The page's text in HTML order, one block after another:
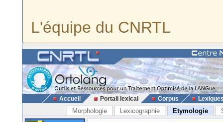
L'équipe du CNRTL
Accueil Portail lexical Corpus
Morphologie Lexicographie Etymologie